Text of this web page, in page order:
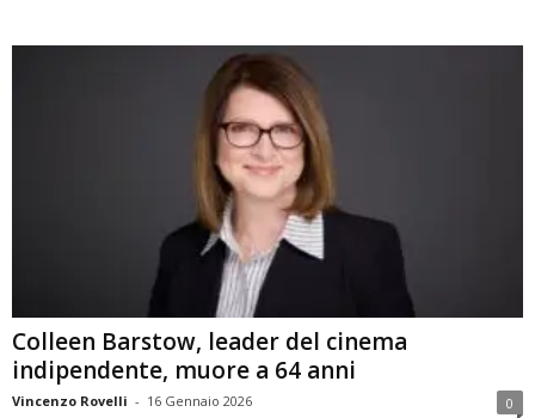
Colleen Barstow, leader del cinema
indipendente, muore a 64 anni
Vincenzo Rovelli - 16 Gennaio 2026 0